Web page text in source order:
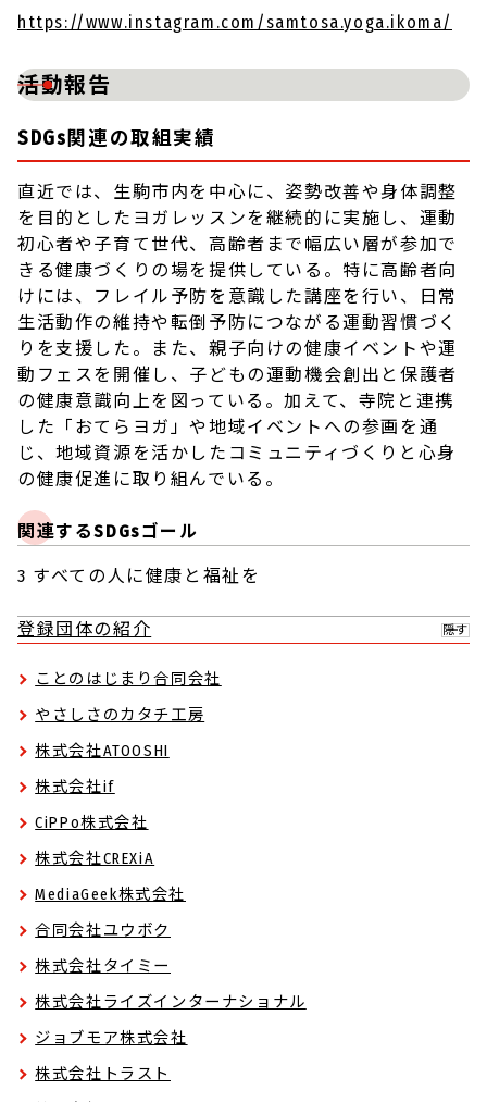
https://www.instagram.com/samtosa.yoga.ikoma/
活動報告
SDGs関連の取組実績
直近では、生駒市内を中心に、姿勢改善や身体調整
を目的としたヨガレッスンを継続的に実施し、運動
初心者や子育て世代、高齢者まで幅広い層が参加で
きる健康づくりの場を提供している。特に高齢者向
けには、フレイル予防を意識した講座を行い、日常
生活動作の維持や転倒予防につながる運動習慣づく
りを支援した。また、親子向けの健康イベントや運
動フェスを開催し、子どもの運動機会創出と保護者
の健康意識向上を図っている。加えて、寺院と連携
した「おてらヨガ」や地域イベントへの参画を通
じ、地域資源を活かしたコミュニティづくりと心身
の健康促進に取り組んでいる。
関連するSDGsゴール
3 すべての人に健康と福祉を
登録団体の紹介 隠す
ことのはじまり合同会社
やさしさのカタチ工房
株式会社ATOOSHI
株式会社if
CiPPo株式会社
株式会社CREXiA
MediaGeek株式会社
合同会社ユウボク
株式会社タイミー
株式会社ライズインターナショナル
ジョブモア株式会社
株式会社トラスト